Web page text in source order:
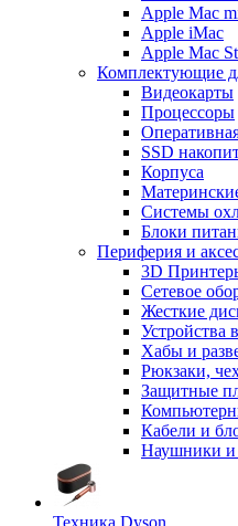
Apple Mac
Apple iMac
Apple Mac
Комплектующие
Видеокарты
Процессоры
SSD
Корпуса
Системы
Блоки
Периферия и
3D
Сетевое
Жесткие
Устройства
Хабы и
Рюкзаки,
Защитные
Кабели и
Наушники и
Техника Dyson